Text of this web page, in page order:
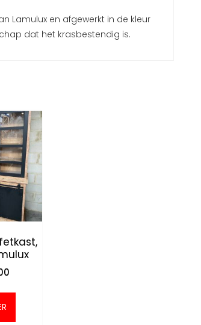
Lamulux en afgewerkt in de kleur
dat het krasbestendig is.